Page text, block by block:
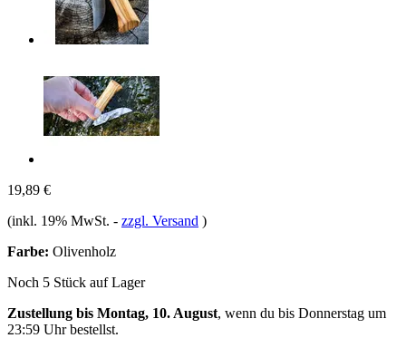
19,89 €
(inkl. 19% MwSt. - zzgl. Versand )
Farbe: Olivenholz
Noch 5 Stück auf Lager
Zustellung bis Montag, 10. August, wenn du bis Donnerstag um
23:59 Uhrbestellst.